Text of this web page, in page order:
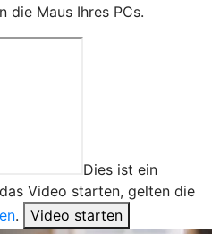
die Maus Ihres PCs.
Dies ist ein
Video starten, gelten die
. Video starten